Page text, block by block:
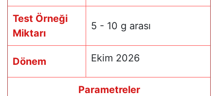
Test Örneği
Miktarı
5 - 10 g arası
Dönem Ekim 2026
Parametreler